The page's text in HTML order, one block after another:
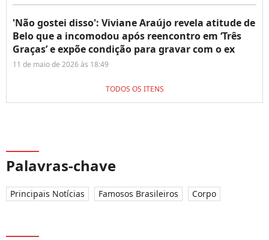
'Não gostei disso': Viviane Araújo revela atitude de
Belo que a incomodou após reencontro em ‘Três
Graças’ e expõe condição para gravar com o ex
11 de maio de 2026 às 18:49
TODOS OS ITENS
Palavras-chave
Principais Notícias Famosos Brasileiros Corpo